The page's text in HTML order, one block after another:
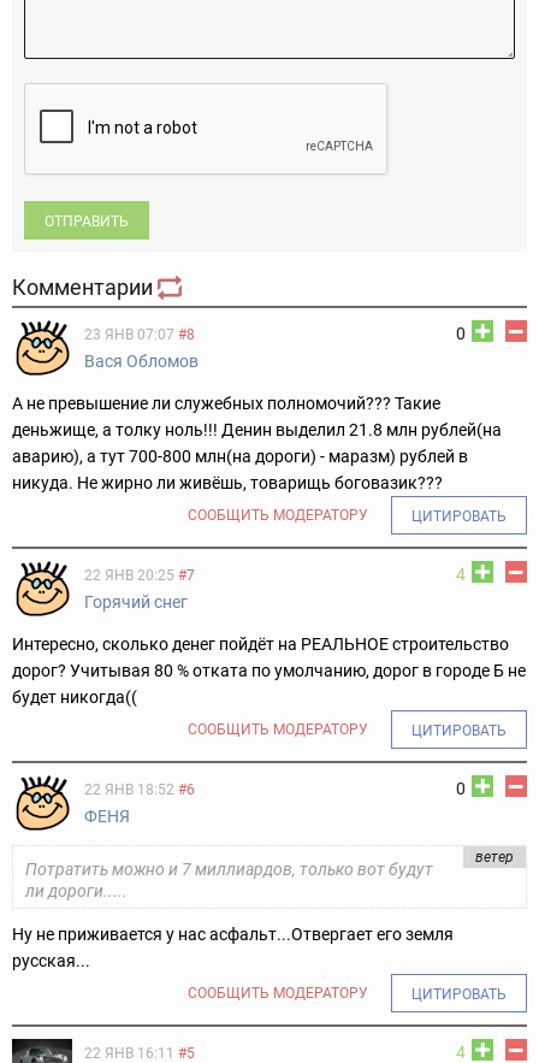
ОТПРАВИТЬ
Комментарии
0
23 ЯНВ 07:07 #8
Вася Обломов
А не превышение ли служебных полномочий??? Такие
деньжище, а толку ноль!!! Денин выделил 21.8 млн рублей(на
аварию), а тут 700-800 млн(на дороги) - маразм) рублей в
никуда. Не жирно ли живёшь, товарищь боговазик???
СООБЩИТЬ МОДЕРАТОРУ ЦИТИРОВАТЬ
4
22 ЯНВ 20:25 #7
Горячий снег
Интересно, сколько денег пойдёт на РЕАЛЬНОЕ строительство
дорог? Учитывая 80 % отката по умолчанию, дорог в городе Б не
будет никогда((
СООБЩИТЬ МОДЕРАТОРУ ЦИТИРОВАТЬ
0
22 ЯНВ 18:52 #6
ФЕНЯ
ветер
Потратить можно и 7 миллиардов, только вот будут
ли дороги.....
Ну не приживается у нас асфальт...Отвергает его земля
русская...
СООБЩИТЬ МОДЕРАТОРУ ЦИТИРОВАТЬ
4
22 ЯНВ 16:11 #5